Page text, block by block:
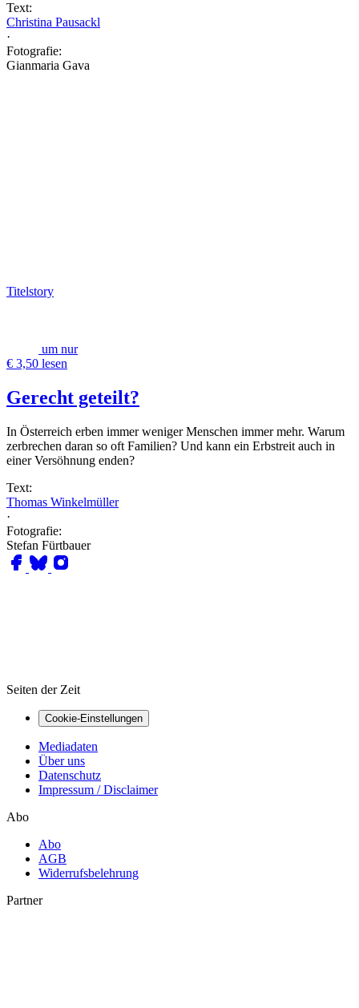
Text:
Christina Pausackl
·
Fotografie:
Gianmaria Gava
Titelstory
um nur
€ 3,50 lesen
Gerecht geteilt?
In Österreich erben immer weniger Menschen immer mehr. Warum
zerbrechen daran so oft Familien? Und kann ein Erbstreit auch in
einer Versöhnung enden?
Text:
Thomas Winkelmüller
·
Fotografie:
Stefan Fürtbauer
Seiten der Zeit
Cookie-Einstellungen
Mediadaten
Über uns
Datenschutz
Impressum / Disclaimer
Abo
Abo
AGB
Widerrufsbelehrung
Partner